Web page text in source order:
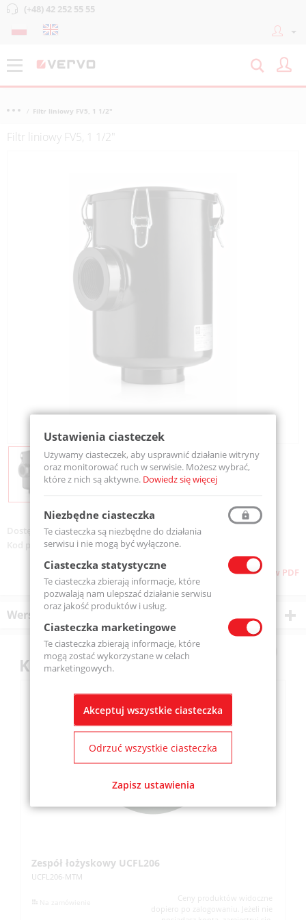
(+48) 42 252 55 55
Filtr liniowy FV5, 1 1/2"
Filtr liniowy FV5, 1 1/2"
Dostępność:Na zamówienie
Kod produktu:25FV5
Pobierz stronę w PDF
Wersje produktu
Klienci kupili również
Zespół łożyskowy UCFL206
UCFL206-MTM
Ceny produktów widoczne
dopiero po zalogowaniu. Jeżeli nie
Ustawienia ciasteczek
Używamy ciasteczek, aby usprawnić działanie witryny
oraz monitorować ruch w serwisie. Możesz wybrać,
które z nich są aktywne. Dowiedz się więcej
Niezbędne ciasteczka
Te ciasteczka są niezbędne do działania
serwisu i nie mogą być wyłączone.
Ciasteczka statystyczne
Te ciasteczka zbierają informacje, które
pozwalają nam ulepszać działanie serwisu
oraz jakość produktów i usług.
Ciasteczka marketingowe
Te ciasteczka zbierają informacje, które
mogą zostać wykorzystane w celach
marketingowych.
Akceptuj wszystkie ciasteczka
Odrzuć wszystkie ciasteczka
Zapisz ustawienia